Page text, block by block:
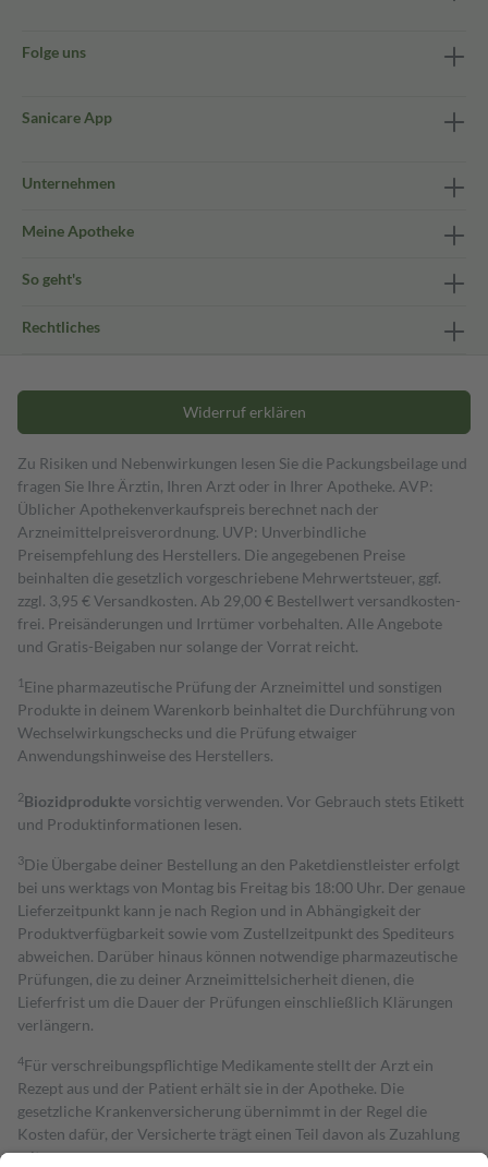
Folge uns
Sanicare App
Unternehmen
Meine Apotheke
So geht's
Rechtliches
Widerruf erklären
Zu Risiken und Nebenwirkungen lesen Sie die Packungsbeilage und
fragen Sie Ihre Ärztin, Ihren Arzt oder in Ihrer Apotheke. AVP:
Üblicher Apothekenverkaufspreis berechnet nach der
Arzneimittelpreisverordnung. UVP: Unverbindliche
Preisempfehlung des Herstellers. Die angegebenen Preise
beinhalten die gesetzlich vorgeschriebene Mehrwertsteuer, ggf.
zzgl. 3,95 € Versandkosten. Ab 29,00 € Bestell­wert versand­kosten­
frei. Preisänderungen und Irrtümer vorbehalten. Alle Angebote
und Gratis-Beigaben nur solange der Vorrat reicht.
1 Eine pharmazeutische Prüfung der Arzneimittel und sonstigen
Produkte in deinem Warenkorb beinhaltet die Durchführung von
Wechselwirkungschecks und die Prüfung etwaiger
Anwendungshinweise des Herstellers.
2Biozidproduktevorsichtig verwenden. Vor Gebrauch stets Etikett
und Produktinformationen lesen.
3Die Übergabe deiner Bestellung an den Paketdienstleister erfolgt
bei uns werktags von Montag bis Freitag bis 18:00 Uhr. Der genaue
Lieferzeitpunkt kann je nach Region und in Abhängigkeit der
Produktverfügbarkeit sowie vom Zustellzeitpunkt des Spediteurs
abweichen. Darüber hinaus können notwendige pharmazeutische
Prüfungen, die zu deiner Arzneimittelsicherheit dienen, die
Lieferfrist um die Dauer der Prüfungen einschließlich Klärungen
verlängern.
4Für verschreibungspflichtige Medikamente stellt der Arzt ein
Rezept aus und der Patient erhält sie in der Apotheke. Die
gesetzliche Krankenversicherung übernimmt in der Regel die
Kosten dafür, der Versicherte trägt einen Teil davon als Zuzahlung
mit.